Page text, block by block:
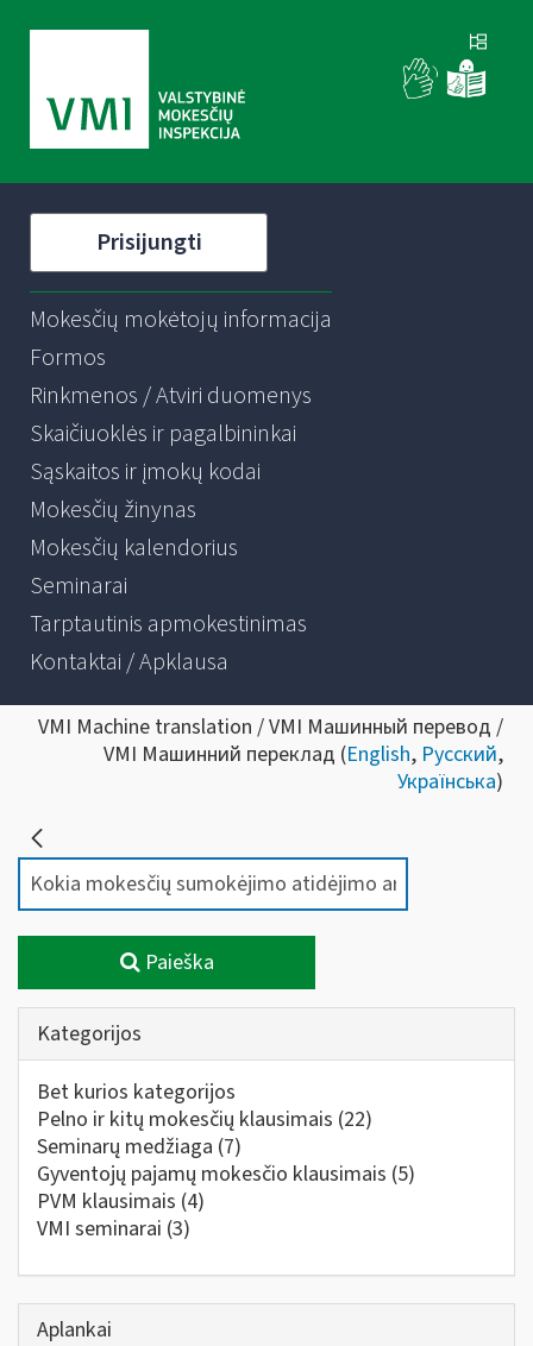
Prisijungti
Mokesčių mokėtojų informacija
Formos
Rinkmenos / Atviri duomenys
Skaičiuoklės ir pagalbininkai
Sąskaitos ir įmokų kodai
Mokesčių žinynas
Mokesčių kalendorius
Seminarai
Tarptautinis apmokestinimas
Kontaktai / Apklausa
VMI Machine translation / VMI Машинный перевод /
VMI Машинний переклад (English, Русский,
Українська)
Paieška
Kategorijos
Bet kurios kategorijos
Pelno ir kitų mokesčių klausimais (22)
Seminarų medžiaga (7)
Gyventojų pajamų mokesčio klausimais (5)
PVM klausimais (4)
VMI seminarai (3)
Aplankai